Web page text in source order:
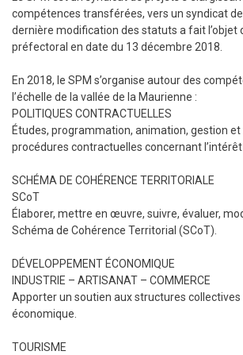
compétences transférées, vers un syndicat de
dernière modification des statuts a fait l’objet
préfectoral en date du 13 décembre 2018.
En 2018, le SPM s’organise autour des
l’échelle de la vallée de la Maurienne :
POLITIQUES CONTRACTUELLES
Études, programmation, animation, gestion
procédures contractuelles concernant
SCHÉMA DE COHÉRENCE TERRITORIALE
SCoT
Élaborer, mettre en œuvre, suivre, évaluer,
Schéma de Cohérence Territorial (SCoT).
DÉVELOPPEMENT ÉCONOMIQUE
INDUSTRIE – ARTISANAT – COMMERCE
Apporter un soutien aux structures
économique.
TOURISME